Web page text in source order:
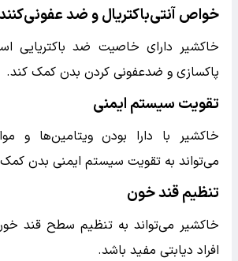
خواص آنتی‌باکتریال و ضد
خاکشیر دارای خاصیت ضد باکتریایی
پاکسازی و ضدعفونی کردن بدن کمک کند.
تقویت سیستم ایمنی
خاکشیر با دارا بودن ویتامین‌ها و
می‌تواند به تقویت سیستم ایمنی بدن
تنظیم قند خون
خاکشیر می‌تواند به تنظیم سطح قند
افراد دیابتی مفید باشد.